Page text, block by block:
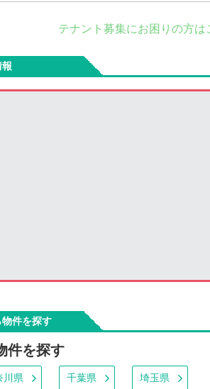
テナント募集にお困りの方は
件を探す
件を探す
川県 千葉県 埼玉県